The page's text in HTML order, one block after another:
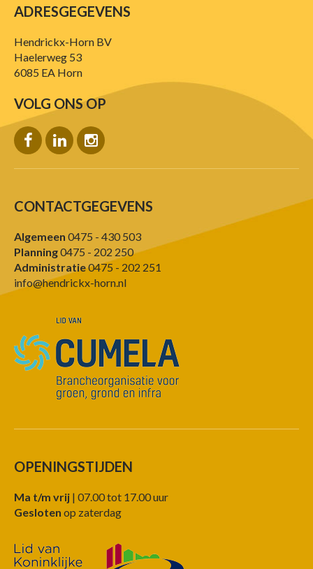
ADRESGEGEVENS
Hendrickx-Horn BV
Haelerweg 53
6085 EA Horn
VOLG ONS OP
CONTACTGEGEVENS
Algemeen 0475 - 430 503
Planning0475 - 202 250
Administratie0475 - 202 251
info@hendrickx-horn.nl
OPENINGSTIJDEN
Ma t/m vrij | 07.00 tot 17.00 uur
Gesloten op zaterdag